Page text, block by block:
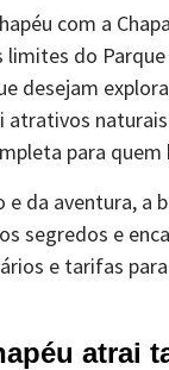
com a
do
desejam
para quem
da aventura, a
segredos e
e tarifas
atrai